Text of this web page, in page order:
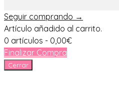
Seguir comprando →
Artículo añadido al carrito.
0 artículos - 0,00€
Finalizar Compra
Cerrar